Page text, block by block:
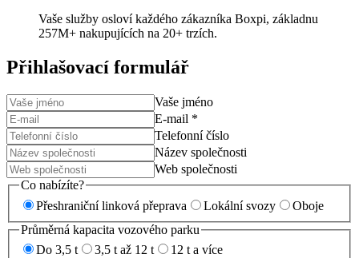
Vaše služby osloví každého zákazníka Boxpi, základnu
257M+ nakupujících na 20+ trzích.
Přihlašovací formulář
Vaše jméno
E-mail *
Telefonní číslo
Název společnosti
Web společnosti
Co nabízíte?
Přeshraniční linková přeprava
Lokální svozy
Oboje
Průměrná kapacita vozového parku
Do 3,5 t
3,5 t až 12 t 12 t a více